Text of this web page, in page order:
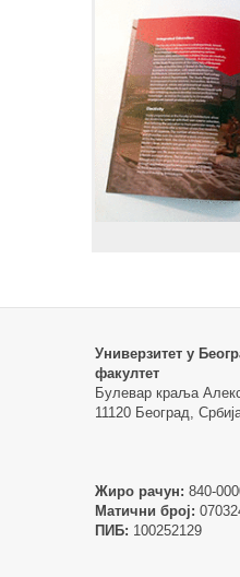
Универзитет у
факултет
Булевар краља
11120 Београд,
Жиро рачун: 840-
Матични број:
ПИБ: 100252129